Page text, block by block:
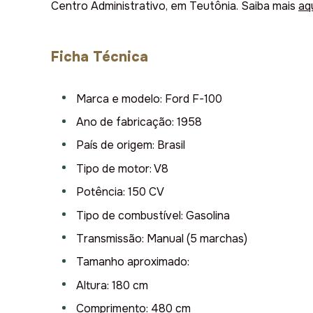
Centro Administrativo, em Teutônia. Saiba mais
Ficha Técnica
Marca e modelo: Ford F-100
Ano de fabricação: 1958
País de origem: Brasil
Tipo de motor: V8
Potência: 150 CV
Tipo de combustível: Gasolina
Transmissão: Manual (5 marchas)
Tamanho aproximado:
Altura: 180 cm
Comprimento: 480 cm